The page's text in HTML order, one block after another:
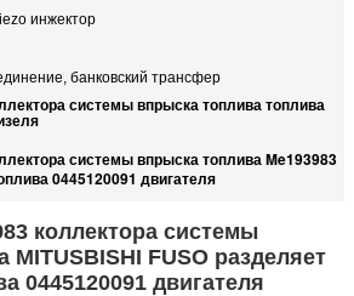
инжектор
банковский трансфер
системы впрыска топлива топлива
системы впрыска топлива Me193983
0445120091 двигателя
коллектора системы
MITUSBISHI FUSO разделяет
0445120091 двигателя